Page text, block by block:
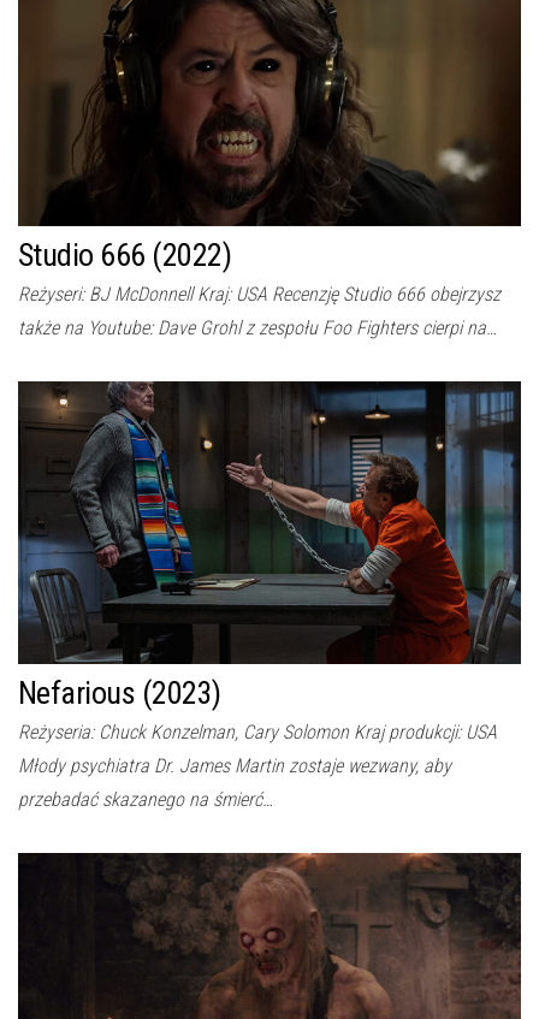
Studio 666 (2022)
Reżyseri: BJ McDonnell Kraj: USA Recenzję Studio 666 obejrzysz
także na Youtube: Dave Grohl z zespołu Foo Fighters cierpi na…
Nefarious (2023)
Reżyseria: Chuck Konzelman, Cary Solomon Kraj produkcji: USA
Młody psychiatra Dr. James Martin zostaje wezwany, aby
przebadać skazanego na śmierć…